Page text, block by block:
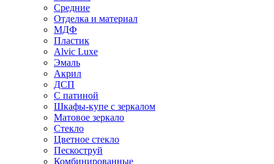
Средние
Отделка и материал
МДФ
Пластик
Alvic Luxe
Эмаль
Акрил
ДСП
С патиной
Шкафы-купе с зеркалом
Матовое зеркало
Стекло
Цветное стекло
Пескоструй
Комбинированные